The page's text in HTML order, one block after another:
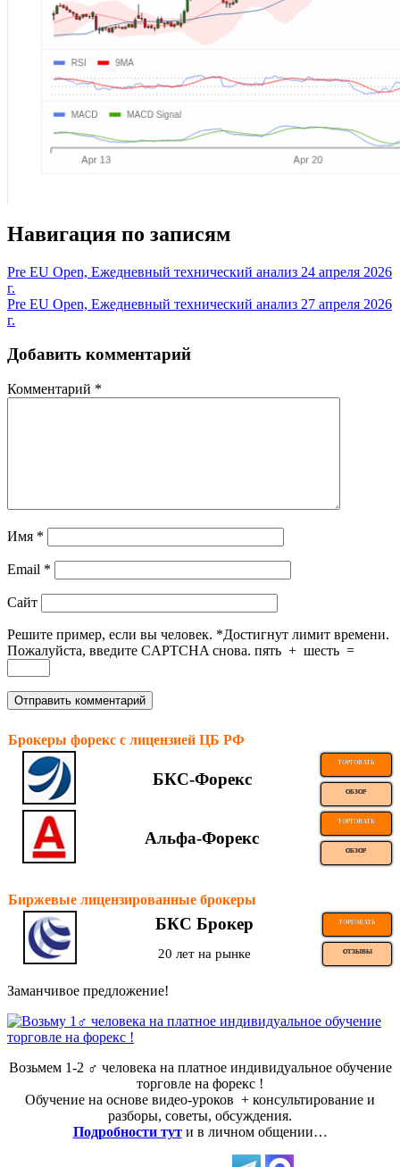
Навигация по записям
Pre EU Open, Ежедневный технический анализ 24 апреля 2026
г.
Pre EU Open, Ежедневный технический анализ 27 апреля 2026
г.
Добавить комментарий
Комментарий *
Имя *
Email *
Сайт
Решите пример, если вы человек. *Достигнут лимит времени.
Пожалуйста, введите CAPTCHA снова. пять + шесть =
Брокеры форекс с лицензией ЦБ РФ
БКС-Форекс
ТОРГОВАТЬ
ОБЗОР
Альфа-Форекс
ТОРГОВАТЬ
ОБЗОР
Биржевые лицензированные брокеры
БКС Брокер ТОРГОВАТЬ
20 лет на рынке ОТЗЫВЫ
Заманчивое предложение!
Возьмем 1-2 ‍♂️ человека на платное индивидуальное обучение
торговле на форекс !
Обучение на основе видео-уроков ️ + консультирование и
разборы, советы, обсуждения.
Подробности тут и в личном общении…